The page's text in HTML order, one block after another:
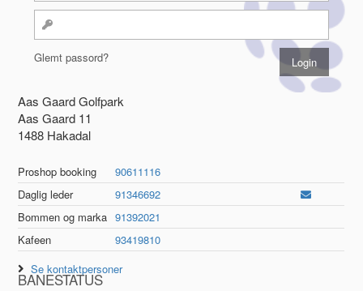
Glemt passord?
Aas Gaard Golfpark
Aas Gaard 11
1488 Hakadal
Proshop booking
90611116
Daglig leder
91346692
Bommen og marka 91392021
Kafeen
93419810
Se kontaktpersoner
BANESTATUS